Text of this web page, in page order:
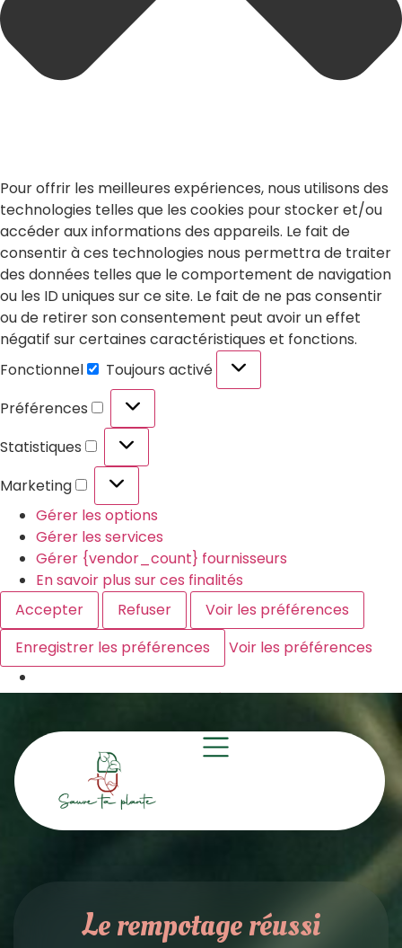
Pour offrir les meilleures expériences, nous utilisons des
technologies telles que les cookies pour stocker et/ou
accéder aux informations des appareils. Le fait de
consentir à ces technologies nous permettra de traiter
des données telles que le comportement de navigation
ou les ID uniques sur ce site. Le fait de ne pas consentir
ou de retirer son consentement peut avoir un effet
négatif sur certaines caractéristiques et fonctions.
Fonctionnel
Toujours activé
Préférences
Statistiques
Marketing
Gérer les options
Gérer les services
Gérer {vendor_count} fournisseurs
En savoir plus sur ces finalités
Accepter
Refuser
Voir les préférences
Enregistrer les préférences
Voir les préférences
Politique de Confidentialité
Le rempotage réussi